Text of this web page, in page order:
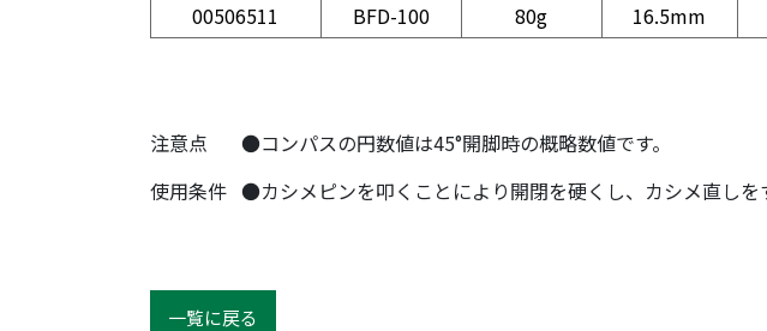
00506511
BFD-100 80g 16.5mm
注意点
●コンパスの円数値は45°開脚時の概略数値です。
使用条件 ●カシメピンを叩くことにより開閉を硬くし、カシメ直しを
一覧に戻る